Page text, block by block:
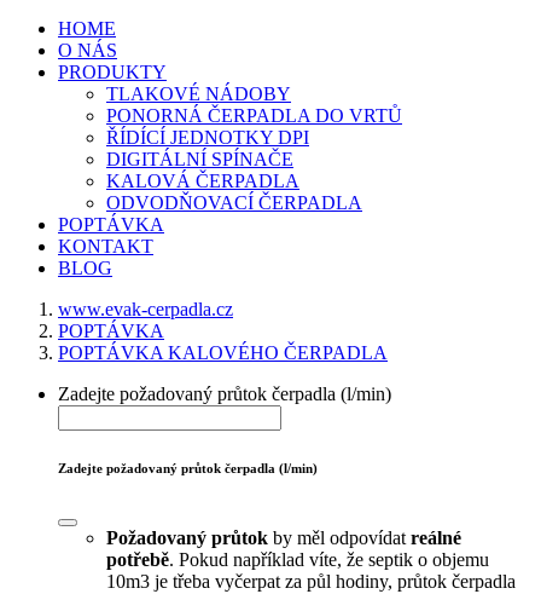
HOME
O NÁS
PRODUKTY
TLAKOVÉ NÁDOBY
PONORNÁ ČERPADLA DO VRTŮ
ŘÍDÍCÍ JEDNOTKY DPI
DIGITÁLNÍ SPÍNAČE
KALOVÁ ČERPADLA
ODVODŇOVACÍ ČERPADLA
POPTÁVKA
KONTAKT
BLOG
www.evak-cerpadla.cz
POPTÁVKA
POPTÁVKA KALOVÉHO ČERPADLA
Zadejte požadovaný průtok čerpadla (l/min)
Zadejte požadovaný průtok čerpadla (l/min)
Požadovaný průtok by měl odpovídat reálné
potřebě. Pokud například víte, že septik o objemu
10m3 je třeba vyčerpat za půl hodiny, průtok čerpadla